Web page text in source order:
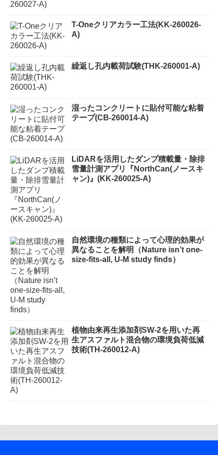
T-Oneクリアカラー工法(KK-260026-
A)
繰返し孔内載荷試験(THK-260001-A)
湿ったコンクリートに貼付可能な粘着
テープ(CB-260014-A)
LiDARを活用したダンプ積載量・除排
雪量計測アプリ『NorthCan(ノースキ
ャン)』(KK-260025-A)
自然環境の種類によって心理的効果が
異なることを解明（Nature isn’t one-
size-fits-all, U-M study finds）
植物由来再生添加剤SW-2を用いた再
生アスファルト混合物の環境負荷低減
技術(TH-260012-A)